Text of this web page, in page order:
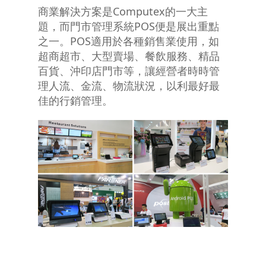
商業解決方案是Computex的一大主
題，而門市管理系統POS便是展出重點
之一。POS適用於各種銷售業使用，如
超商超市、大型賣場、餐飲服務、精品
百貨、沖印店門市等，讓經營者時時管
理人流、金流、物流狀況，以利最好最
佳的行銷管理。